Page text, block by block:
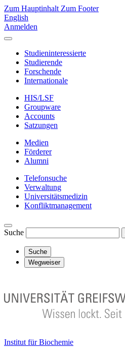
Zum Hauptinhalt Zum Footer
English
Anmelden
Studieninteressierte
Studierende
Forschende
Internationale
HIS/LSF
Groupware
Accounts
Satzungen
Medien
Förderer
Alumni
Telefonsuche
Verwaltung
Universitätsmedizin
Konfliktmanagement
Suche
Suche
Wegweiser
Institut für Biochemie